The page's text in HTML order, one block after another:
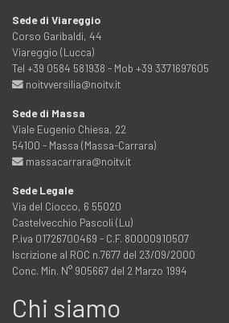
Sede di Viareggio
Corso Garibaldi, 44
Viareggio (Lucca)
Tel +39 0584 581938 - Mob +39 3371697605
noitvversilia@noitv.it
Sede di Massa
Viale Eugenio Chiesa, 22
54100 - Massa (Massa-Carrara)
massacarrara@noitv.it
Sede Legale
Via del Ciocco, 6 55020
Castelvecchio Pascoli (Lu)
P.iva 01726700469 - C.F. 80000910507
Iscrizione al ROC n.7677 del 23/09/2000
Conc. Min. N° 905667 del 2 Marzo 1994
Chi siamo